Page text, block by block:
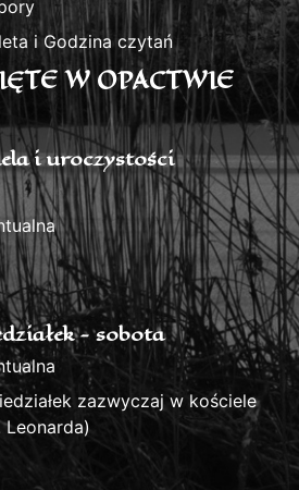
i Godzina czytań
W OPACTWIE
i uroczystości
- sobota
zazwyczaj w kościele
Leonarda)